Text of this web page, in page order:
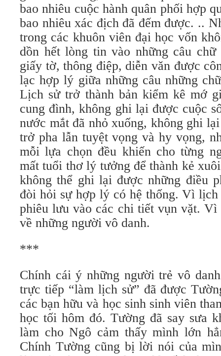
bao nhiêu cuộc hành quân phối hợp
bao nhiêu xác địch đã đếm được. ..
trong các khuôn viên đại học vốn
dồn hết lòng tin vào những câu
giấy tờ, thông điệp, diễn văn được
lạc hợp lý giữa những câu những
Lịch sử trở thành bản kiểm kê mớ
cung đình, không ghi lại được cuộc
nước mắt đã nhỏ xuống, không ghi
trở pha lẫn tuyệt vọng và hy vọng,
mỗi lựa chọn đều khiến cho từng
mất tuổi thơ lý tưởng để thành kẻ
không thể ghi lại được những điều
đòi hỏi sự hợp lý có hệ thống. Vì lịch
phiêu lưu vào các chi tiết vụn vặt.
về những người vô danh.
***
Chính cái ý những người trẻ vô
trực tiếp “làm lịch sử” đã được
các bạn hữu và học sinh sinh viên
học tối hôm đó. Tường đã say sưa
làm cho Ngô cảm thấy mình lớn
Chính Tường cũng bị lời nói của